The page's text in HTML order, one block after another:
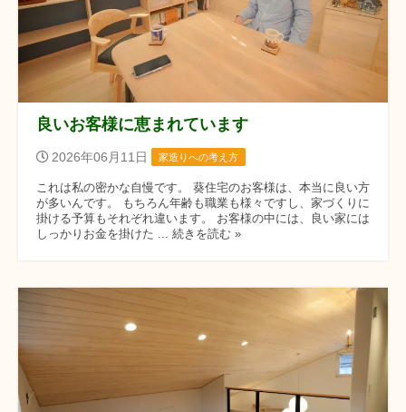
良いお客様に恵まれています
2026年06月11日 家造りへの考え方
これは私の密かな自慢です。 葵住宅のお客様は、本当に良い方
が多いんです。 もちろん年齢も職業も様々ですし、家づくりに
掛ける予算もそれぞれ違います。 お客様の中には、良い家には
しっかりお金を掛けた ... 続きを読む »